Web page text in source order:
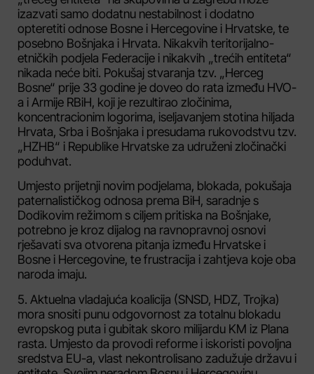
izazvati samo dodatnu nestabilnost i dodatno
opteretiti odnose Bosne i Hercegovine i Hrvatske, te
posebno Bošnjaka i Hrvata. Nikakvih teritorijalno-
etničkih podjela Federacije i nikakvih „trećih entiteta“
nikada neće biti. Pokušaj stvaranja tzv. „Herceg
Bosne“ prije 33 godine je doveo do rata između HVO-
a i Armije RBiH, koji je rezultirao zločinima,
koncentracionim logorima, iseljavanjem stotina hiljada
Hrvata, Srba i Bošnjaka i presudama rukovodstvu tzv.
„HZHB“ i Republike Hrvatske za udruženi zločinački
poduhvat.
Umjesto prijetnji novim podjelama, blokada, pokušaja
paternalističkog odnosa prema BiH, saradnje s
Dodikovim režimom s ciljem pritiska na Bošnjake,
potrebno je kroz dijalog na ravnopravnoj osnovi
rješavati sva otvorena pitanja između Hrvatske i
Bosne i Hercegovine, te frustracija i zahtjeva koje oba
naroda imaju.
5. Aktuelna vladajuća koalicija (SNSD, HDZ, Trojka)
mora snositi punu odgovornost za totalnu blokadu
evropskog puta i gubitak skoro milijardu KM iz Plana
rasta. Umjesto da provodi reforme i iskoristi povoljna
sredstva EU-a, vlast nekontrolisano zadužuje državu i